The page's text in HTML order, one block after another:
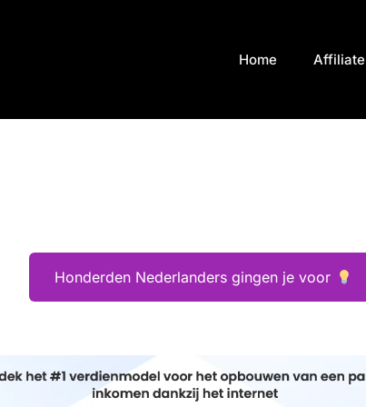
Home Affiliate
Honderden Nederlanders gingen je voor